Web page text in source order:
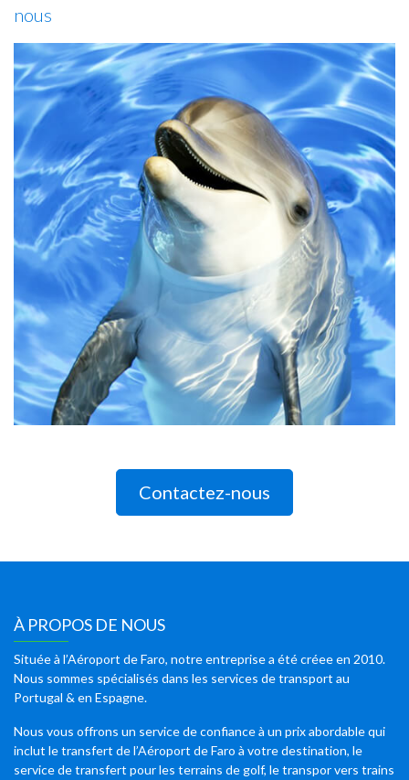
nous
Contactez-nous
À PROPOS DE NOUS
Située à l’Aéroport de Faro, notre entreprise a été créee en 2010.
Nous sommes spécialisés dans les services de transport au
Portugal & en Espagne.
Nous vous offrons un service de confiance à un prix abordable qui
inclut le transfert de l’Aéroport de Faro à votre destination, le
service de transfert pour les terrains de golf, le transpor vers trains